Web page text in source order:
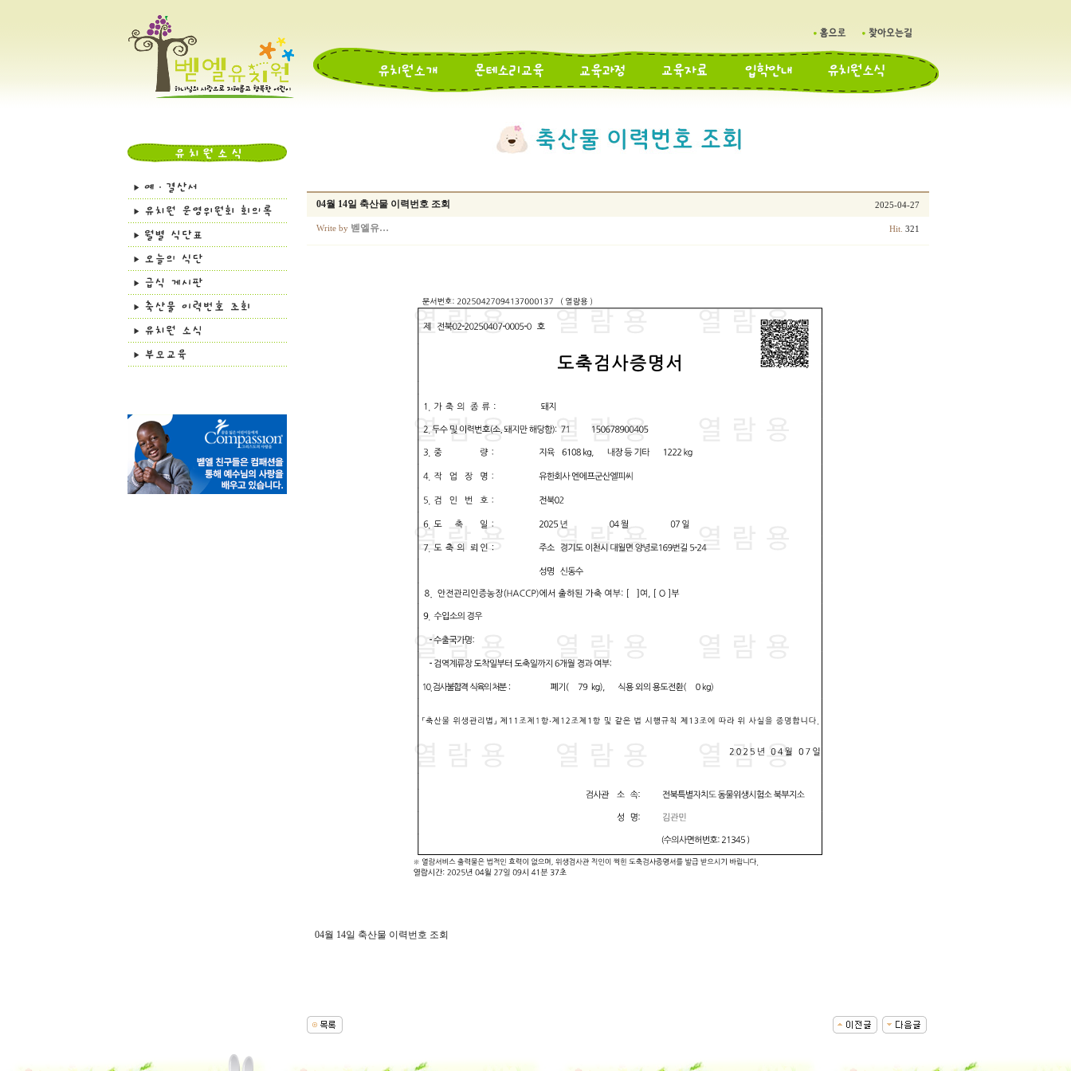
04월 14일 축산물 이력번호 조회 2025-04-27
Write by 벧엘유… Hit. 321
04월 14일 축산물 이력번호 조회